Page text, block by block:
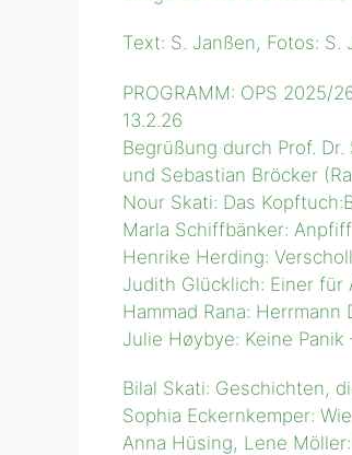
Text: S. Janßen, Fotos: S.
PROGRAMM: OPS 2025/
13.2.26
Begrüßung durch Prof.
und Sebastian Bröcker
Nour Skati: Das
Marla Schiffbänker:
Henrike Herding:
Judith Glücklich: Einer für
Hammad Rana:
Julie Høybye: Keine Panik
Bilal Skati: Geschichten,
Sophia Eckernkemper:
Anna Hüsing, Lene